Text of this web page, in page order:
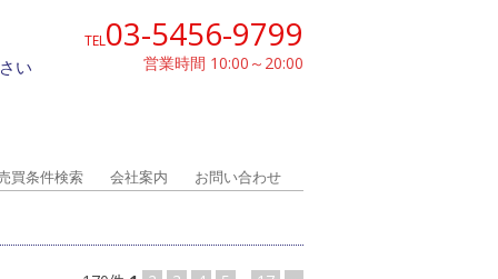
い 営業時間 10:00～20:00
TEL03-5456-9799
買条件検索 会社案内 お問い合わせ